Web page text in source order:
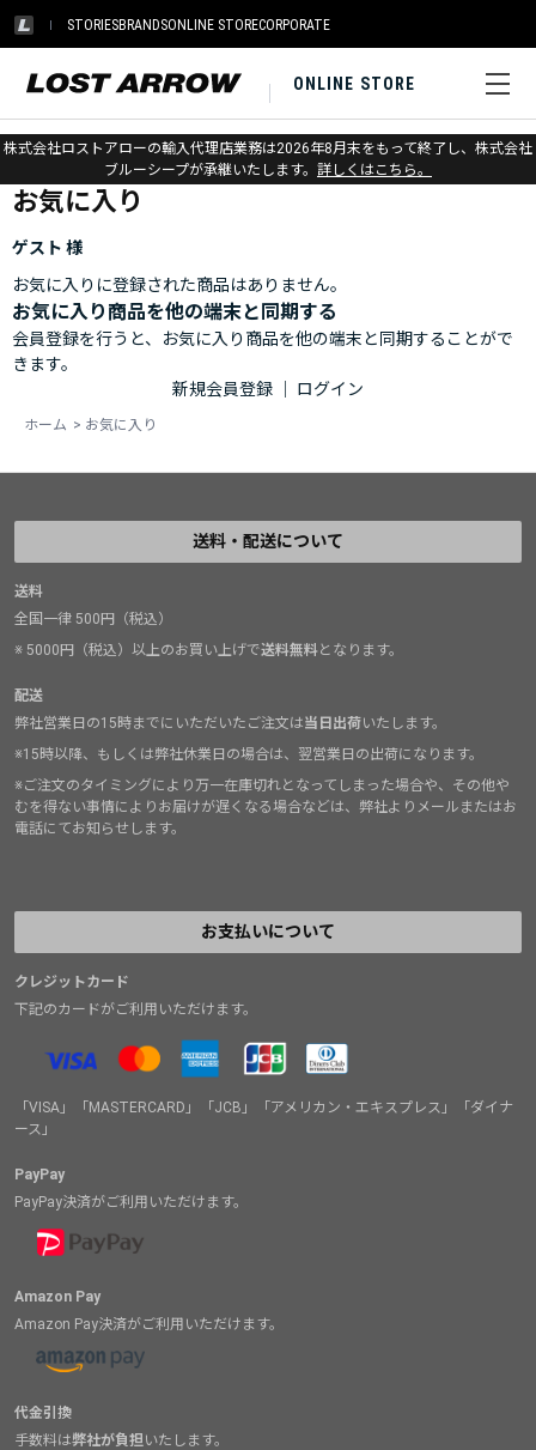
STORIESBRANDSONLINE STORECORPORATE
ONLINE STORE
株式会社ロストアローの輸入代理店業務は2026年8月末をもって終了し、株式会社
ブルーシープが承継いたします。 詳しくはこちら。
ホーム > お気に入り
お気に入り
ゲスト 様
お気に入りに登録された商品はありません。
お気に入り商品を他の端末と同期する
会員登録を行うと、お気に入り商品を他の端末と同期することがで
きます。
新規会員登録
ログイン
ホーム > お気に入り
送料・配送について
送料
全国一律 500円（税込）
※ 5000円（税込）以上のお買い上げで送料無料となります。
配送
弊社営業日の15時までにいただいたご注文は当日出荷いたします。
※15時以降、もしくは弊社休業日の場合は、翌営業日の出荷になります。
※ご注文のタイミングにより万一在庫切れとなってしまった場合や、その他や
むを得ない事情によりお届けが遅くなる場合などは、弊社よりメールまたはお
電話にてお知らせします。
お支払いについて
クレジットカード
下記のカードがご利用いただけます。
「VISA」「MASTERCARD」「JCB」「アメリカン・エキスプレス」「ダイナ
ース」
PayPay
PayPay決済がご利用いただけます。
Amazon Pay
Amazon Pay決済がご利用いただけます。
代金引換
手数料は弊社が負担いたします。